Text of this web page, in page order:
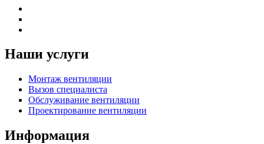
Наши услуги
Монтаж вентиляции
Вызов специалиста
Обслуживание вентиляции
Проектирование вентиляции
Информация